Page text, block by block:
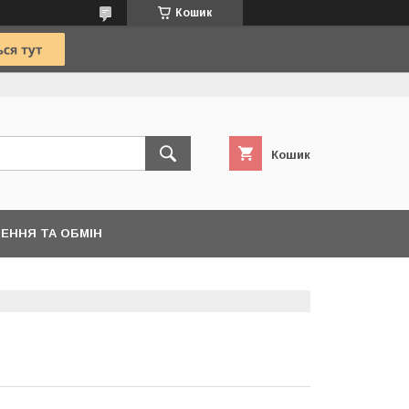
Кошик
Кошик
ТА ОБМІН